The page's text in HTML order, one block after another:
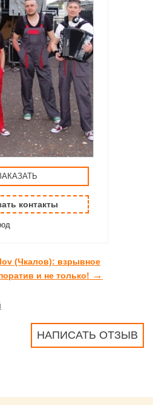
контакты
(Чкалов): взрывное
и не только! →
НАПИСАТЬ ОТЗЫВ